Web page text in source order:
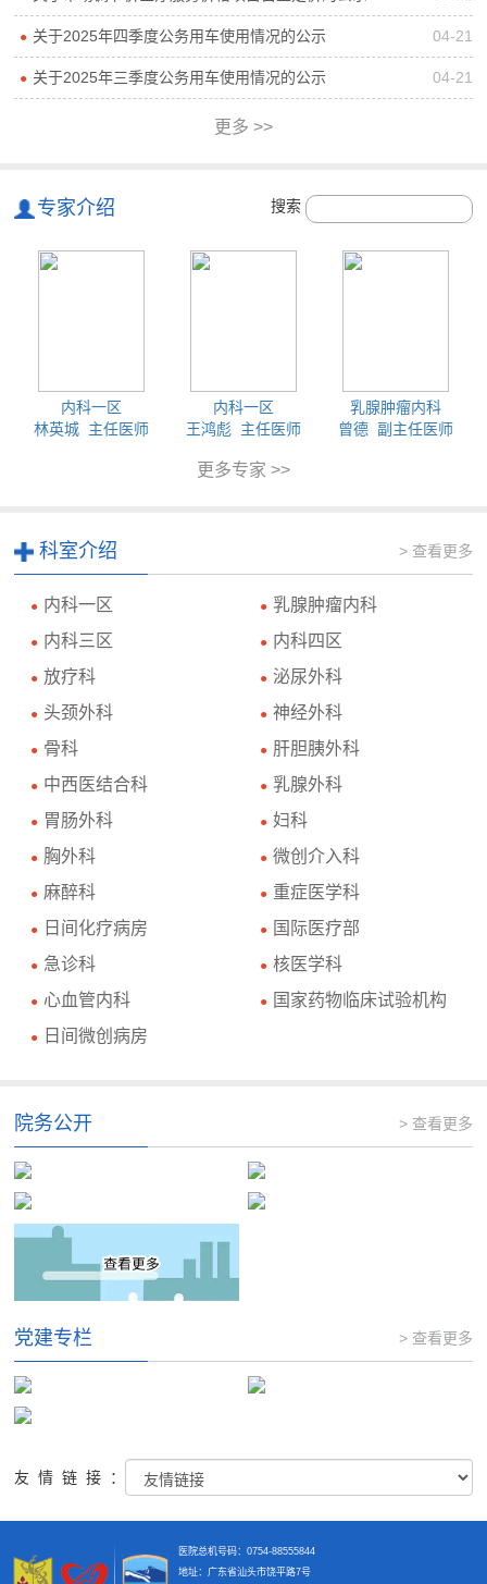
● 关于2025年四季度公务用车使用情况的公示 04-21
● 关于2025年三季度公务用车使用情况的公示 04-21
更多 >>
专家介绍 搜索
内科一区
林英城 主任医师
内科一区
王鸿彪 主任医师
乳腺肿瘤内科
曾德 副主任医师
更多专家 >>
科室介绍 > 查看更多
● 内科一区 ● 乳腺肿瘤内科
● 内科三区 ● 内科四区
● 放疗科 ● 泌尿外科
● 头颈外科 ● 神经外科
● 骨科 ● 肝胆胰外科
● 中西医结合科 ● 乳腺外科
● 胃肠外科 ● 妇科
● 胸外科 ● 微创介入科
● 麻醉科 ● 重症医学科
● 日间化疗病房 ● 国际医疗部
● 急诊科 ● 核医学科
● 心血管内科 ● 国家药物临床试验机构
● 日间微创病房
院务公开 > 查看更多
党建专栏 > 查看更多
友情链接：
医院总机号码：0754-88555844
地址：广东省汕头市饶平路7号